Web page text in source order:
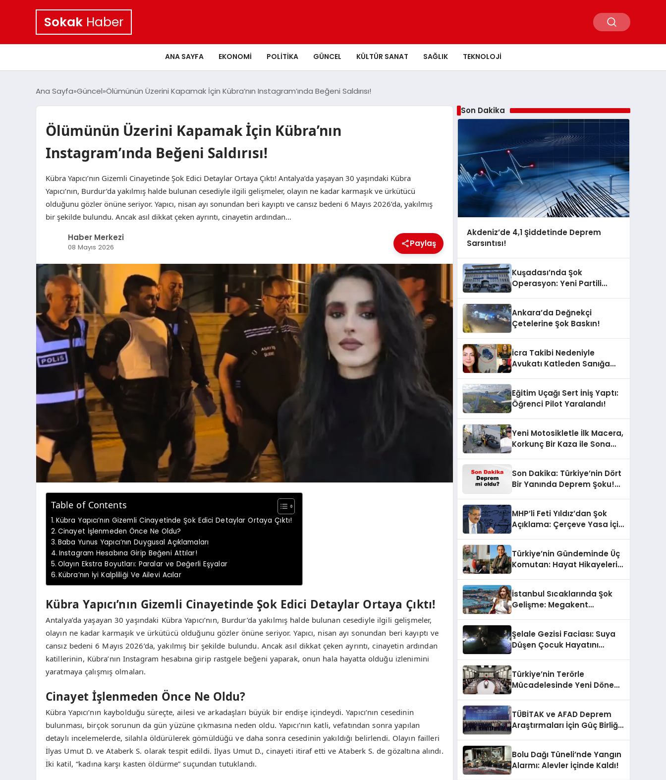
Sokak Haber
ANA SAYFA EKONOMI POLITIKA GÜNCEL KÜLTÜR SANAT SAĞLIK TEKNOLOJI
Ana Sayfa Güncel Ölümünün Üzerini Kapamak İçin Kübra’nın Instagram’ında Beğeni Saldırısı!
Ölümünün Üzerini Kapamak İçin Kübra’nın
Instagram’ında Beğeni Saldırısı!
Kübra Yapıcı’nın Gizemli Cinayetinde Şok Edici Detaylar Ortaya Çıktı! Antalya’da yaşayan 30 yaşındaki Kübra
Yapıcı’nın, Burdur’da yakılmış halde bulunan cesediyle ilgili gelişmeler, olayın ne kadar karmaşık ve ürkütücü
olduğunu gözler önüne seriyor. Yapıcı, nisan ayı sonundan beri kayıptı ve cansız bedeni 6 Mayıs 2026’da, yakılmış
bir şekilde bulundu. Ancak asıl dikkat çeken ayrıntı, cinayetin ardından…
Haber Merkezi
08 Mayıs 2026 Paylaş
Table of Contents
Kübra Yapıcı’nın Gizemli Cinayetinde Şok Edici Detaylar Ortaya Çıktı!
Cinayet İşlenmeden Önce Ne Oldu?
Baba Yunus Yapıcı’nın Duygusal Açıklamaları
Instagram Hesabına Girip Beğeni Attılar!
Olayın Ekstra Boyutları: Paralar ve Değerli Eşyalar
Kübra’nın İyi Kalpliliği Ve Ailevi Acılar
Kübra Yapıcı’nın Gizemli Cinayetinde Şok Edici Detaylar Ortaya Çıktı!
Antalya’da yaşayan 30 yaşındaki Kübra Yapıcı’nın, Burdur’da yakılmış halde bulunan cesediyle ilgili gelişmeler,
olayın ne kadar karmaşık ve ürkütücü olduğunu gözler önüne seriyor. Yapıcı, nisan ayı sonundan beri kayıptı ve
cansız bedeni 6 Mayıs 2026’da, yakılmış bir şekilde bulundu. Ancak asıl dikkat çeken ayrıntı, cinayetin ardından
katillerinin, Kübra’nın Instagram hesabına girip rastgele beğeni yaparak, onun hala hayatta olduğu izlenimini
yaratmaya çalışmış olmaları.
Cinayet İşlenmeden Önce Ne Oldu?
Kübra Yapıcı’nın kaybolduğu süreçte, ailesi ve arkadaşları büyük bir endişe içindeydi. Yapıcı’nın cesedinin
bulunması, birçok sorunun da gün yüzüne çıkmasına neden oldu. Yapıcı’nın katli, vefatından sonra yapılan
detaylı incelemelerde, silahla öldürülerek gömüldüğü ve daha sonra cesedinin yakıldığı belirlendi. Olayın failleri
İlyas Umut D. ve Ataberk S. olarak tespit edildi. İlyas Umut D., cinayeti itiraf etti ve Ataberk S. de gözaltına alındı.
İki katil, “kadına karşı kasten öldürme” suçundan tutuklandı.
Son Dakika
Akdeniz’de 4,1 Şiddetinde Deprem
Sarsıntısı!
Kuşadası’nda Şok
Operasyon: Yeni Partili
Ankara’da Değnekçi
Çetelerine Şok Baskın!
İcra Takibi Nedeniyle
Avukatı Katleden Sanığa
Eğitim Uçağı Sert İniş Yaptı:
Öğrenci Pilot Yaralandı!
Yeni Motosikletle İlk Macera,
Korkunç Bir Kaza ile Sona
Son Dakika: Türkiye’nin Dört
Bir Yanında Deprem Şoku!
MHP’li Feti Yıldız’dan Şok
Açıklama: Çerçeve Yasa İçin
Türkiye’nin Gündeminde Üç
Komutan: Hayat Hikayeleri
İstanbul Sıcaklarında Şok
Gelişme: Megakent
Şelale Gezisi Faciası: Suya
Düşen Çocuk Hayatını
Türkiye’nin Terörle
Mücadelesinde Yeni Dönem:
TÜBİTAK ve AFAD Deprem
Araştırmaları İçin Güç Birliği
Bolu Dağı Tüneli’nde Yangın
Alarmı: Alevler İçinde Kaldı!